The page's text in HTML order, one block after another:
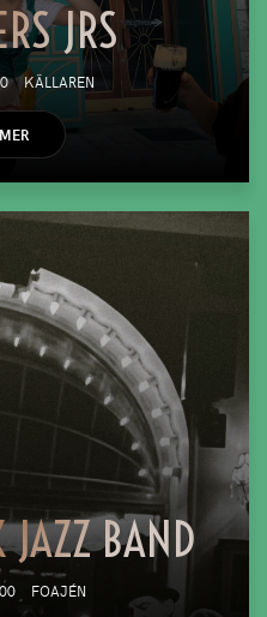
JRS
KÄLLAREN
JAZZ BAND
FOAJÉN